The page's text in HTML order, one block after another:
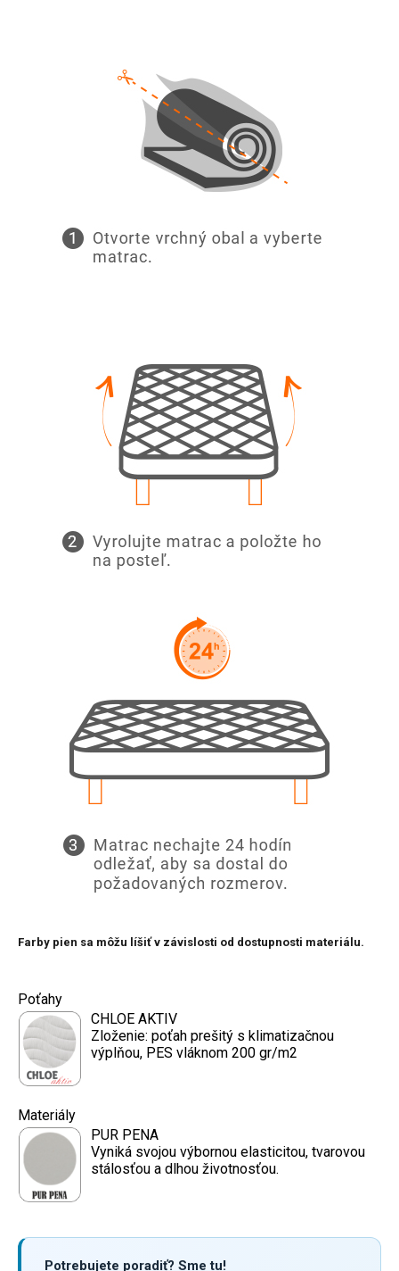
Farby pien sa môžu líšiť v závislosti od dostupnosti materiálu.
Poťahy
CHLOE AKTIV
Zloženie: poťah prešitý s klimatizačnou
výplňou, PES vláknom 200 gr/m2
Materiály
PUR PENA
Vyniká svojou výbornou elasticitou, tvarovou
stálosťou a dlhou životnosťou.
Potrebujete poradiť? Sme tu!